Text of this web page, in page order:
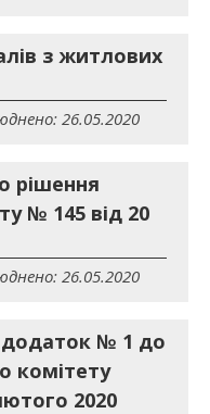
з житлових
26.05.2020
рішення
№ 145 від 20
26.05.2020
додаток № 1 до
комітету
2020